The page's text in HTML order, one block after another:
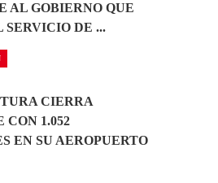
AL GOBIERNO QUE
SERVICIO DE ...
CIERRA
CON 1.052
EN SU AEROPUERTO